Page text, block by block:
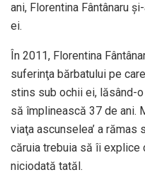
ani, Florentina Fântânaru
ei.
În 2011, Florentina
suferinţa bărbatului pe
stins sub ochii ei, lăsând-
să împlinească 37 de ani.
viaţa ascunselea’ a rămas
căruia trebuia să îi explice
niciodată tatăl.